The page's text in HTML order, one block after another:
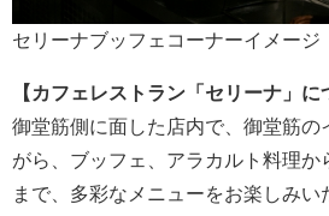
セリーナブッフェコーナーイメージ
【カフェレストラン「セリーナ」に
御堂筋側に面した店内で、御堂筋の
がら、ブッフェ、アラカルト料理か
まで、多彩なメニューをお楽しみい